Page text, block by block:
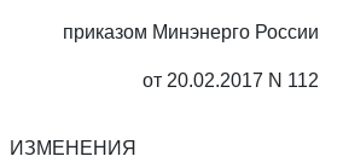
приказом Минэнерго России
от 20.02.2017 N 112
ИЗМЕНЕНИЯ